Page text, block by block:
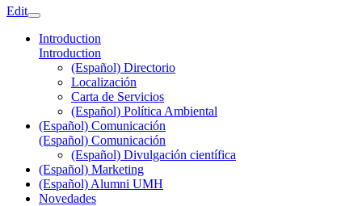
Edit
Introduction
Introduction
(Español) Directorio
Localización
Carta de Servicios
(Español) Política Ambiental
(Español) Comunicación
(Español) Comunicación
(Español) Divulgación científica
(Español) Marketing
(Español) Alumni UMH
Novedades